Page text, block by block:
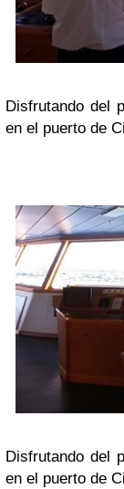
Disfrutando del
en el puerto de
Disfrutando del
en el puerto de